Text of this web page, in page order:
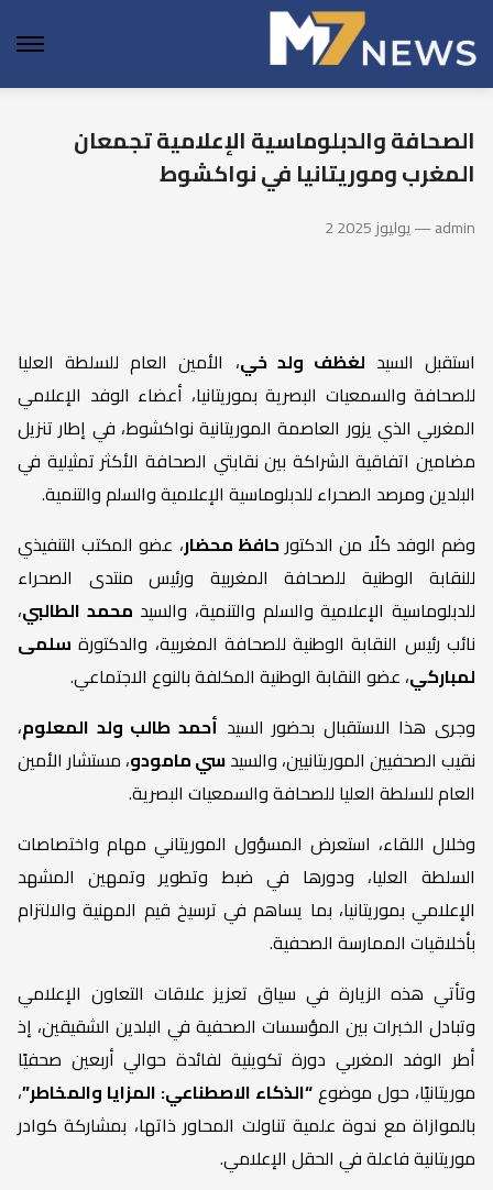
الصحافة والدبلوماسية الإعلامية تجمعان
المغرب وموريتانيا في نواكشوط
2 يوليوز 2025 — admin
استقبل السيد لغظف ولد خي، الأمين العام للسلطة العليا
للصحافة والسمعيات البصرية بموريتانيا، أعضاء الوفد الإعلامي
المغربي الذي يزور العاصمة الموريتانية نواكشوط، في إطار تنزيل
مضامين اتفاقية الشراكة بين نقابتي الصحافة الأكثر تمثيلية في
البلدين ومرصد الصحراء للدبلوماسية الإعلامية والسلم والتنمية.
وضم الوفد كلًا من الدكتورحافظ محضار، عضو المكتب التنفيذي
للنقابة الوطنية للصحافة المغربية ورئيس منتدى الصحراء
للدبلوماسية الإعلامية والسلم والتنمية، والسيد محمد الطالبي،
نائب رئيس النقابة الوطنية للصحافة المغربية، والدكتورة سلمى
لمباركي، عضو النقابة الوطنية المكلفة بالنوع الاجتماعي.
وجرى هذا الاستقبال بحضور السيد أحمد طالب ولد المعلوم،
نقيب الصحفيين الموريتانيين، والسيدسي مامودو، مستشار الأمين
العام للسلطة العليا للصحافة والسمعيات البصرية.
وخلال اللقاء، استعرض المسؤول الموريتاني مهام واختصاصات
السلطة العليا، ودورها في ضبط وتطوير وتمهين المشهد
الإعلامي بموريتانيا، بما يساهم في ترسيخ قيم المهنية والالتزام
بأخلاقيات الممارسة الصحفية.
وتأتي هذه الزيارة في سياق تعزيز علاقات التعاون الإعلامي
وتبادل الخبرات بين المؤسسات الصحفية في البلدين الشقيقين، إذ
أطر الوفد المغربي دورة تكوينية لفائدة حوالي أربعين صحفيًا
موريتانيًا، حول موضوع“الذكاء الاصطناعي: المزايا والمخاطر”،
بالموازاة مع ندوة علمية تناولت المحاور ذاتها، بمشاركة كوادر
موريتانية فاعلة في الحقل الإعلامي.